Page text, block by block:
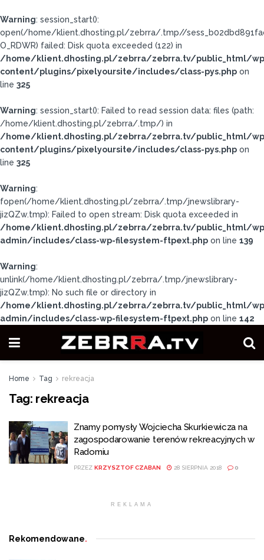
Warning: session_start():
open(/home/klient.dhosting.pl/zebrra/.tmp//
O_RDWR) failed: Disk quota exceeded (122) in
/home/klient.dhosting.pl/zebrra/zebrra.tv/public_html/
content/plugins/pixelyoursite/includes/class-pys.php on
line 325
Warning: session_start(): Failed to read session data: files (path:
/home/klient.dhosting.pl/zebrra/.tmp/) in
/home/klient.dhosting.pl/zebrra/zebrra.tv/public_html/
content/plugins/pixelyoursite/includes/class-pys.php on
line 325
Warning:
fopen(/home/klient.dhosting.pl/zebrra/.tmp/jnewslibrary-
jizQZw.tmp): Failed to open stream: Disk quota exceeded in
/home/klient.dhosting.pl/zebrra/zebrra.tv/public_html/
admin/includes/class-wp-filesystem-ftpext.php on line 139
Warning:
unlink(/home/klient.dhosting.pl/zebrra/.tmp/jnewslibrary-
jizQZw.tmp): No such file or directory in
/home/klient.dhosting.pl/zebrra/zebrra.tv/public_html/
admin/includes/class-wp-filesystem-ftpext.php on line 142
Home Tag rekreacja
Tag: rekreacja
Znamy pomysły Wojciecha Skurkiewicza na
zagospodarowanie terenów rekreacyjnych w
Radomiu
PRZEZ KRZYSZTOF CZABAN 28 SIERPNIA 2018 0
REKLAMA
Rekomendowane.